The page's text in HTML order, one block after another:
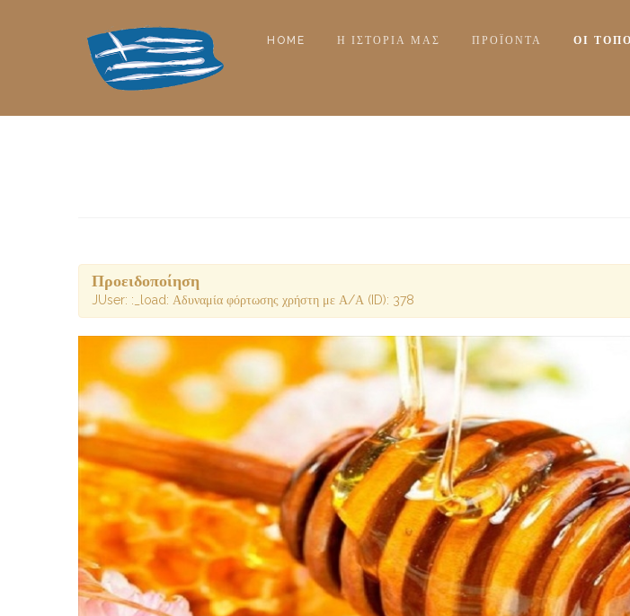
HOME Η ΙΣΤΟΡΊΑ ΜΑΣ ΠΡΟΪΟΝΤΑ ΟΙ
Προειδοποίηση
JUser: :_load: Αδυναμία φόρτωσης χρήστη με Α/Α (ID): 378